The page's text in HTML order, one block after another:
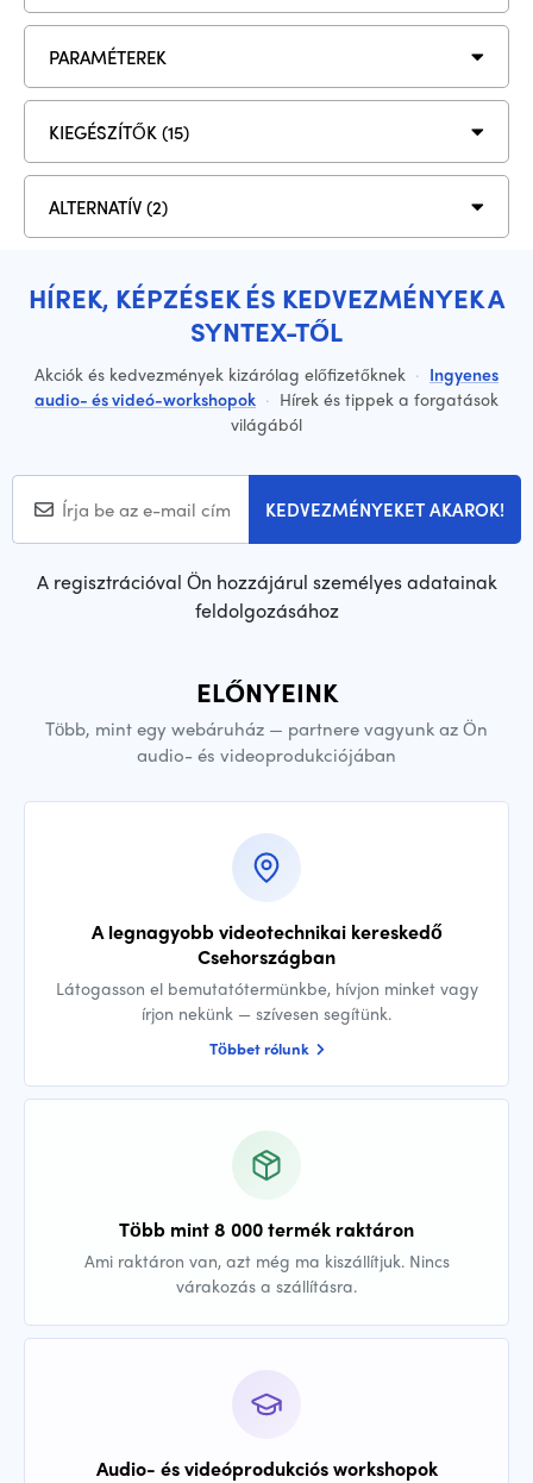
PARAMÉTEREK
KIEGÉSZÍTŐK (15)
ALTERNATÍV (2)
HÍREK, KÉPZÉSEK ÉS KEDVEZMÉNYEK A
SYNTEX-TŐL
Akciók és kedvezmények kizárólag előfizetőknek · Ingyenes
audio- és videó-workshopok · Hírek és tippek a forgatások
világából
KEDVEZMÉNYEKET AKAROK!
A regisztrációval Ön hozzájárul személyes adatainak
feldolgozásához
ELŐNYEINK
Több, mint egy webáruház — partnere vagyunk az Ön
audio- és videoprodukciójában
A legnagyobb videotechnikai kereskedő
Csehországban
Látogasson el bemutatótermünkbe, hívjon minket vagy
írjon nekünk — szívesen segítünk.
Többet rólunk
Több mint 8 000 termék raktáron
Ami raktáron van, azt még ma kiszállítjuk. Nincs
várakozás a szállításra.
Audio- és videóprodukciós workshopok